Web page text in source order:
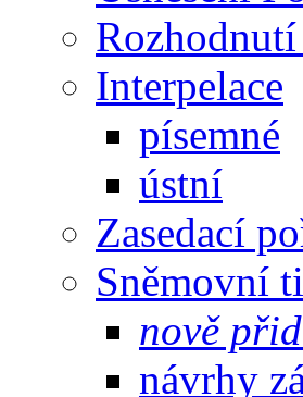
Interpelace
písemné
ústní
Zasedací
Sněmovní
nově
návrhy